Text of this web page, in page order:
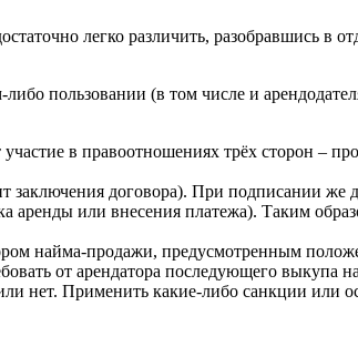
легко различить, разобравшись в
пользовании (в том числе и
в правоотношениях трёх сторон –
заключения договора). При подписании же
аренды или внесения платежа). Таким
найма-продажи, предусмотренным
от арендатора последующего выкупа
нет. Применить какие-либо санкции или